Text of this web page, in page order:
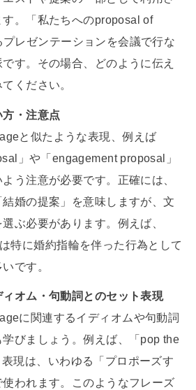
。「私たちへのproposal of
レゼンテーションを会議で行な
す。その場合、どのように伝え
ください。
・注意点
と似たような表現、例えば
」や「engagement proposal」
う注意が必要です。正確には、
婚の提案」を意味しますが、文
ぶ必要があります。例えば、
特に婚約指輪を伴った行為として
です。
オム・句動詞とのセット表現
に関連するイディオムや句動詞
びましょう。例えば、「pop the
現は、いわゆる「プロポーズす
われます。このようなフレーズ